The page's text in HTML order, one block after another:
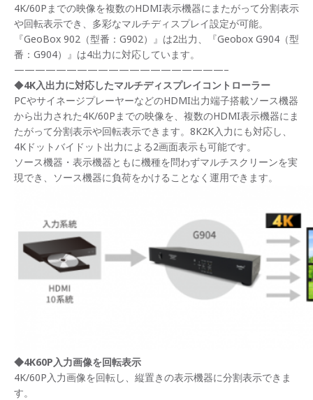
4K/60Pまでの映像を複数のHDMI表示機器にまたがって分割表示
や回転表示でき、多彩なマルチディスプレイ設定が可能。
『GeoBox 902（型番：G902）』は2出力、『Geobox G904（型
番：G904）』は4出力に対応しています。
————————————————————–
◆4K入出力に対応したマルチディスプレイコントローラー
PCやサイネージプレーヤーなどのHDMI出力端子搭載ソース機器
から出力された4K/60Pまでの映像を、複数のHDMI表示機器にま
たがって分割表示や回転表示できます。8K2K入力にも対応し、
4Kドットバイドット出力による2画面表示も可能です。
ソース機器・表示機器ともに機種を問わずマルチスクリーンを実
現でき、ソース機器に負荷をかけることなく運用できます。
◆4K60P入力画像を回転表示
4K/60P入力画像を回転し、縦置きの表示機器に分割表示できま
す。